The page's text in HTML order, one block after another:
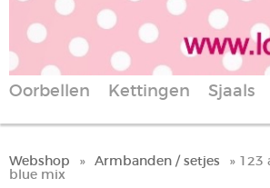
Oorbellen Kettingen Sjaals
Webshop » Armbanden / setjes
» 123
blue mix